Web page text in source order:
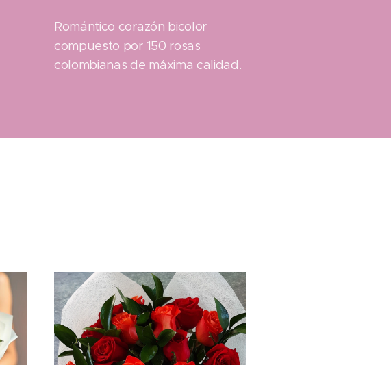
Romántico corazón bicolor
compuesto por 150 rosas
colombianas de máxima calidad.